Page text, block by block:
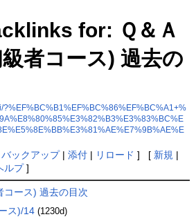
for: Ｑ＆Ａ
者コース) 過去の
?%EF%BC%B1%EF%BC%86%EF%BC%A1+%
バックアップ| 添付| リロード ] [ 新規 |
ルプ]
コース) 過去の目次
ス)/14 (1230d)